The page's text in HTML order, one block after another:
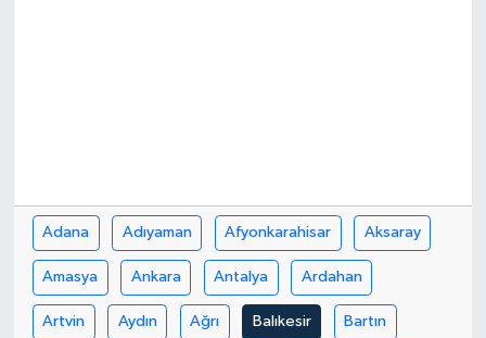
Adana Adıyaman Afyonkarahisar Aksaray
Amasya Ankara Antalya Ardahan
Artvin Aydın Ağrı Balıkesir Bartın